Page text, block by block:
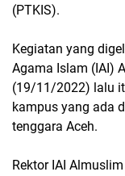
(PTKIS).
Kegiatan yang
Agama Islam (IAI)
(19/11/2022) lalu
kampus yang ada
tenggara Aceh.
Rektor IAI